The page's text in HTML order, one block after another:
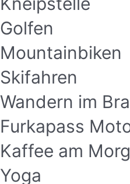
Golfen
Mountainbiken
Skifahren
Wandern im
Furkapass
Kaffee am
Yoga